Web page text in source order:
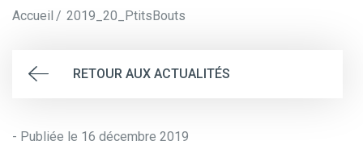
Accueil 2019_20_PtitsBouts
RETOUR AUX ACTUALITÉS
- Publiée le 16 décembre 2019